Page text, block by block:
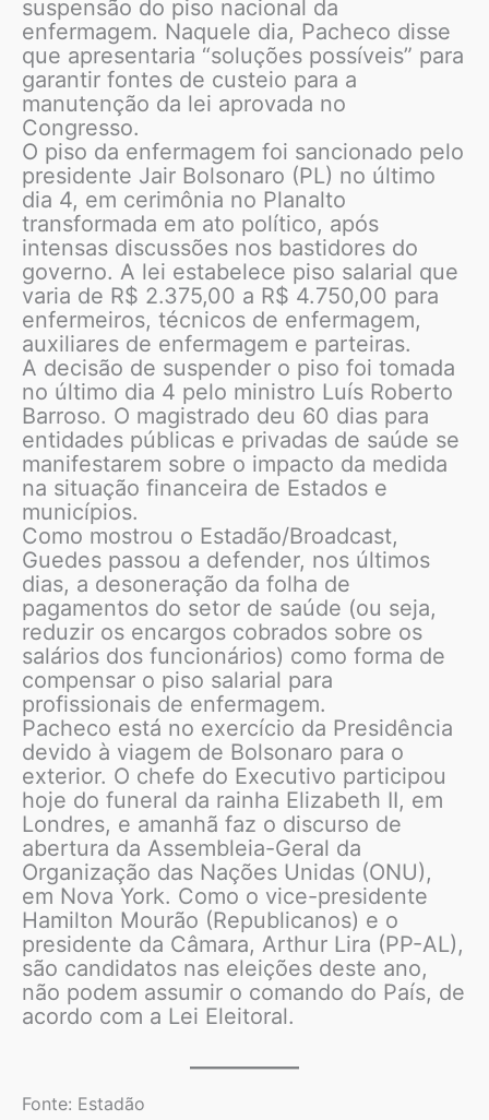
suspensão do piso nacional da
enfermagem. Naquele dia, Pacheco disse
que apresentaria “soluções possíveis” para
garantir fontes de custeio para a
manutenção da lei aprovada no
Congresso.
O piso da enfermagem foi sancionado pelo
presidente Jair Bolsonaro (PL) no último
dia 4, em cerimônia no Planalto
transformada em ato político, após
intensas discussões nos bastidores do
governo. A lei estabelece piso salarial que
varia de R$ 2.375,00 a R$ 4.750,00 para
enfermeiros, técnicos de enfermagem,
auxiliares de enfermagem e parteiras.
A decisão de suspender o piso foi tomada
no último dia 4 pelo ministro Luís Roberto
Barroso. O magistrado deu 60 dias para
entidades públicas e privadas de saúde se
manifestarem sobre o impacto da medida
na situação financeira de Estados e
municípios.
Como mostrou o Estadão/Broadcast,
Guedes passou a defender, nos últimos
dias, a desoneração da folha de
pagamentos do setor de saúde (ou seja,
reduzir os encargos cobrados sobre os
salários dos funcionários) como forma de
compensar o piso salarial para
profissionais de enfermagem.
Pacheco está no exercício da Presidência
devido à viagem de Bolsonaro para o
exterior. O chefe do Executivo participou
hoje do funeral da rainha Elizabeth II, em
Londres, e amanhã faz o discurso de
abertura da Assembleia-Geral da
Organização das Nações Unidas (ONU),
em Nova York. Como o vice-presidente
Hamilton Mourão (Republicanos) e o
presidente da Câmara, Arthur Lira (PP-AL),
são candidatos nas eleições deste ano,
não podem assumir o comando do País, de
acordo com a Lei Eleitoral.
Fonte: Estadão